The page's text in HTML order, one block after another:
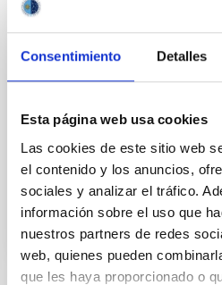
Consentimiento Detalles
Esta página web usa cookies
Las cookies de este sitio web
el contenido y los anuncios,
sociales y analizar el tráfico.
información sobre el uso que
nuestros partners de redes
web, quienes pueden
que les haya proporcionado o
El Museo de la Ciencia
para acercar la
charlas “Del cielo a la tesis”
Fecha de publicación 17/